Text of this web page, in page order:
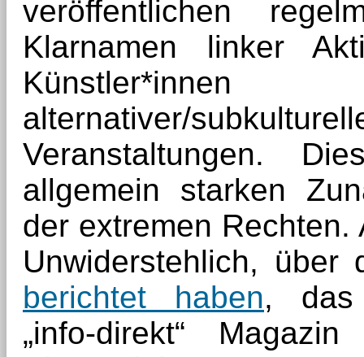
veröffentlichen
Klarnamen linker
alternativer/
Veranstaltungen.
allgemein starken
der extremen
Unwiderstehlich,
berichtet haben, das
„info-direkt“